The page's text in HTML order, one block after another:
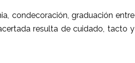
condecoración, graduación entre
resulta de cuidado, tacto y